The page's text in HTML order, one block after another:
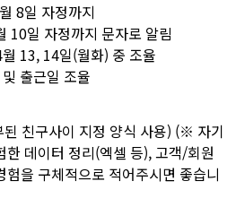
8일 자정까지
10일 자정까지 문자로 알림
13, 14일(월화) 중 조율
출근일 조율
친구사이 지정 양식 사용) (※ 자기
한 데이터 정리(엑셀 등), 고객/회원
을 구체적으로 적어주시면 좋습니